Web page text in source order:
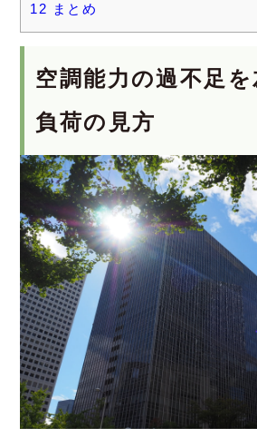
12 まとめ
空調能力の過不足
負荷の見方